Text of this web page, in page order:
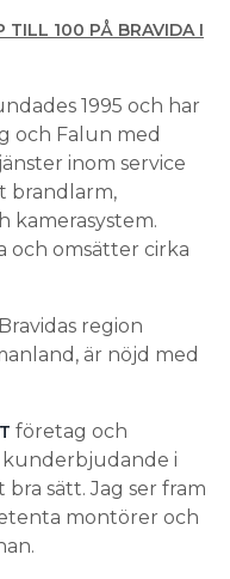
TILL 100 PÅ BRAVIDA I
1995 och har
och Falun med
inom service
brandlarm,
kamerasystem.
och omsätter cirka
region
är nöjd med
företag och
i
sätt. Jag ser fram
montörer och